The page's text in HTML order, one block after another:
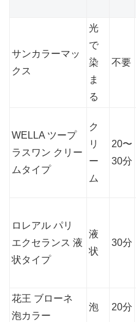
サンカラーマッ
クス
光
で
染
ま
る
不要
WELLA ツープ
ラスワン クリー
ムタイプ
ク
リ
ー
ム
20〜
30分
ロレアル パリ
エクセランス 液
状タイプ
液
状
30分
花王 ブローネ
泡カラー
泡 20分